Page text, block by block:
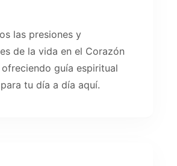
las presiones y
de la vida en el Corazón
ofreciendo guía espiritual
tu día a día aquí.